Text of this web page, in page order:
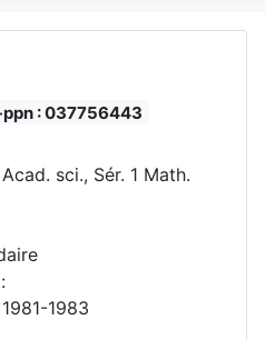
: 037756443
sci., Sér. 1 Math.
1983